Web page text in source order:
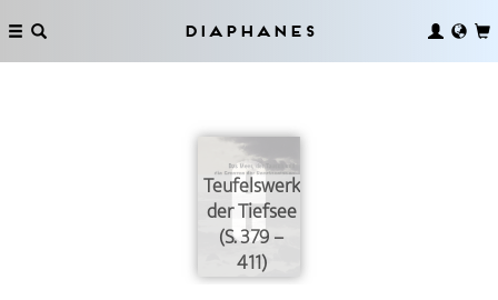
Diaphanes
Teufelswerk
der Tiefsee
(S. 379 –
411)